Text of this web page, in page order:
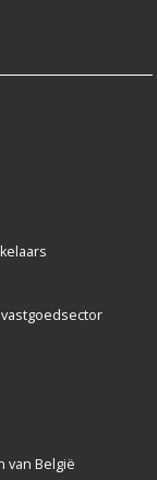
van België